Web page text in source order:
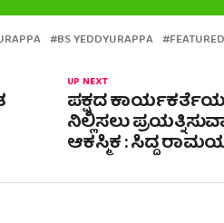
BS YEDDYURAPPA FEATURED
UP NEXT
ಪಕ್ಷದ
ನಿಲ್ಲಿಸಲು
ಆಕಸ್ಮಿಕ : ಸಿದ್ದ